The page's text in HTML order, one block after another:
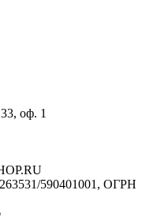
оф. 1
590401001, ОГРН